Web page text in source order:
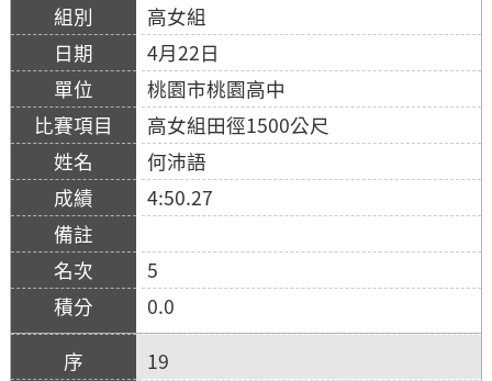
高女組
4月22日
桃園市桃園高中
高女組田徑1500公尺
何沛語
4:50.27
5
0.0
19